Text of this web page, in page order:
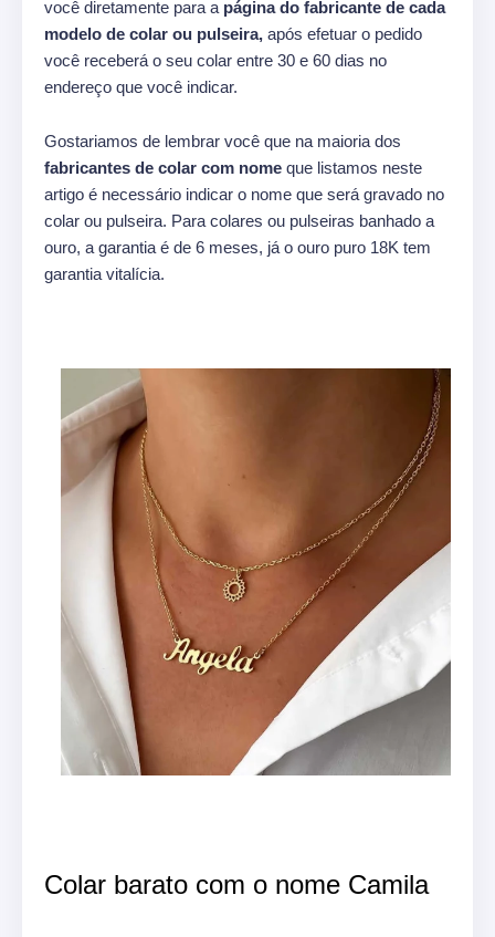
você diretamente para a página do fabricante de cada
modelo de colar ou pulseira, após efetuar o pedido
você receberá o seu colar entre 30 e 60 dias no
endereço que você indicar.
Gostariamos de lembrar você que na maioria dos
fabricantes de colar com nome que listamos neste
artigo é necessário indicar o nome que será gravado no
colar ou pulseira. Para colares ou pulseiras banhado a
ouro, a garantia é de 6 meses, já o ouro puro 18K tem
garantia vitalícia.
Colar barato com o nome Camila